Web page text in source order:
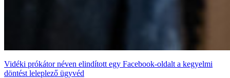
Vidéki prókátor néven elindított egy Facebook-oldalt a kegyelmi
döntést leleplező ügyvéd